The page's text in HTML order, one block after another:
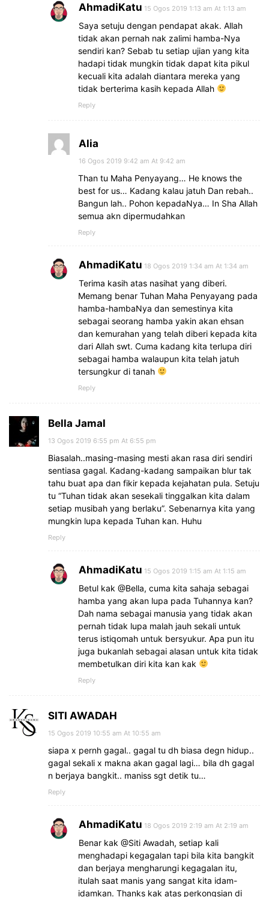
AhmadiKatu 15 Ogos 2019 1:13 am At 1:13 am
Saya setuju dengan pendapat akak. Allah
tidak akan pernah nak zalimi hamba-Nya
sendiri kan? Sebab tu setiap ujian yang kita
hadapi tidak mungkin tidak dapat kita pikul
kecuali kita adalah diantara mereka yang
tidak berterima kasih kepada Allah
Reply
Alia
16 Ogos 2019 9:42 am At 9:42 am
Than tu Maha Penyayang… He knows the
best for us… Kadang kalau jatuh Dan rebah..
Bangun lah.. Pohon kepadaNya… In Sha Allah
semua akn dipermudahkan
Reply
AhmadiKatu 18 Ogos 2019 1:34 am At 1:34 am
Terima kasih atas nasihat yang diberi.
Memang benar Tuhan Maha Penyayang pada
hamba-hambaNya dan semestinya kita
sebagai seorang hamba yakin akan ehsan
dan kemurahan yang telah diberi kepada kita
dari Allah swt. Cuma kadang kita terlupa diri
sebagai hamba walaupun kita telah jatuh
tersungkur di tanah
Reply
Bella Jamal
13 Ogos 2019 6:55 pm At 6:55 pm
Biasalah..masing-masing mesti akan rasa diri sendiri
sentiasa gagal. Kadang-kadang sampaikan blur tak
tahu buat apa dan fikir kepada kejahatan pula. Setuju
tu “Tuhan tidak akan sesekali tinggalkan kita dalam
setiap musibah yang berlaku”. Sebenarnya kita yang
mungkin lupa kepada Tuhan kan. Huhu
Reply
AhmadiKatu 15 Ogos 2019 1:15 am At 1:15 am
Betul kak @Bella, cuma kita sahaja sebagai
hamba yang akan lupa pada Tuhannya kan?
Dah nama sebagai manusia yang tidak akan
pernah tidak lupa malah jauh sekali untuk
terus istiqomah untuk bersyukur. Apa pun itu
juga bukanlah sebagai alasan untuk kita tidak
membetulkan diri kita kan kak
Reply
SITI AWADAH
15 Ogos 2019 10:55 am At 10:55 am
siapa x pernh gagal.. gagal tu dh biasa degn hidup..
gagal sekali x makna akan gagal lagi… bila dh gagal
n berjaya bangkit.. maniss sgt detik tu…
Reply
AhmadiKatu 18 Ogos 2019 2:19 am At 2:19 am
Benar kak @Siti Awadah, setiap kali
menghadapi kegagalan tapi bila kita bangkit
dan berjaya mengharungi kegagalan itu,
itulah saat manis yang sangat kita idam-
idamkan. Thanks kak atas perkongsian di